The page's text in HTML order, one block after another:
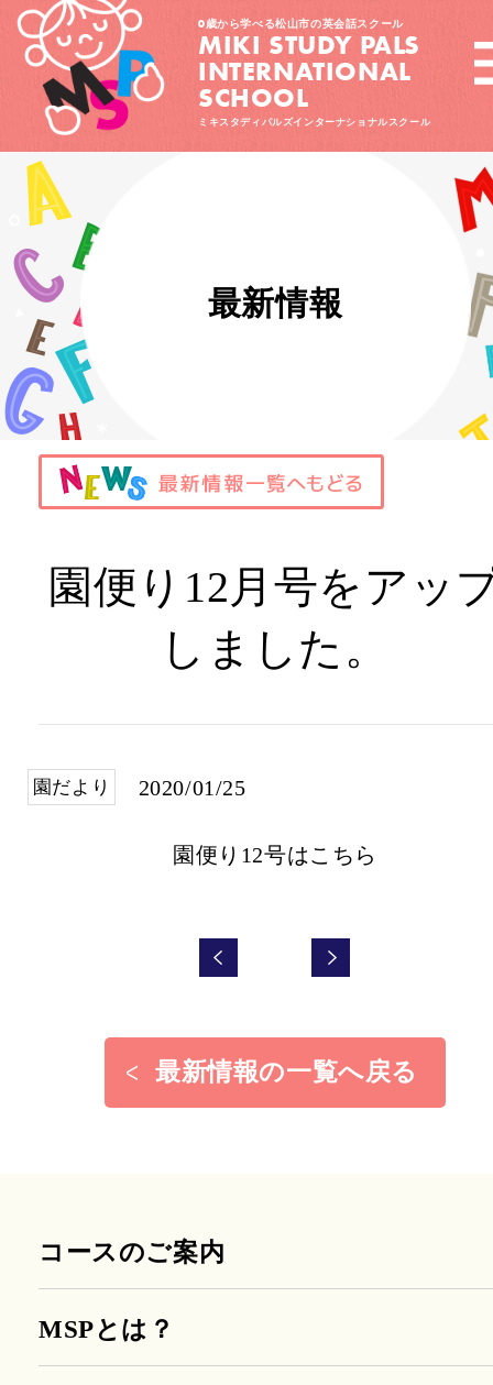
0歳から学べる松山市の英会話スクール
MIKI STUDY PALS
INTERNATIONAL
SCHOOL
ミキスタディパルズインターナショナルスクール
最新情報
園便り12月号をアッ
しました。
園だより 2020/01/25
園便り12号はこちら
最新情報の一覧へ戻る
コースのご案内
MSPとは？